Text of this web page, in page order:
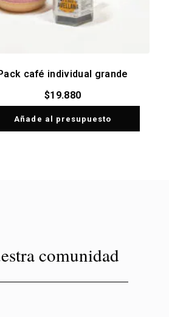
café individual grande
$19.880
Añade al presupuesto
comunidad